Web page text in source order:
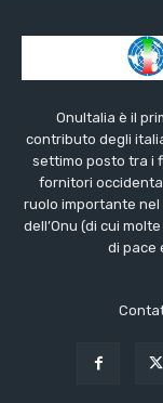
OnuItalia è il
contributo degli
settimo posto tra i
fornitori
ruolo importante nel
dell’Onu (di cui
di pace